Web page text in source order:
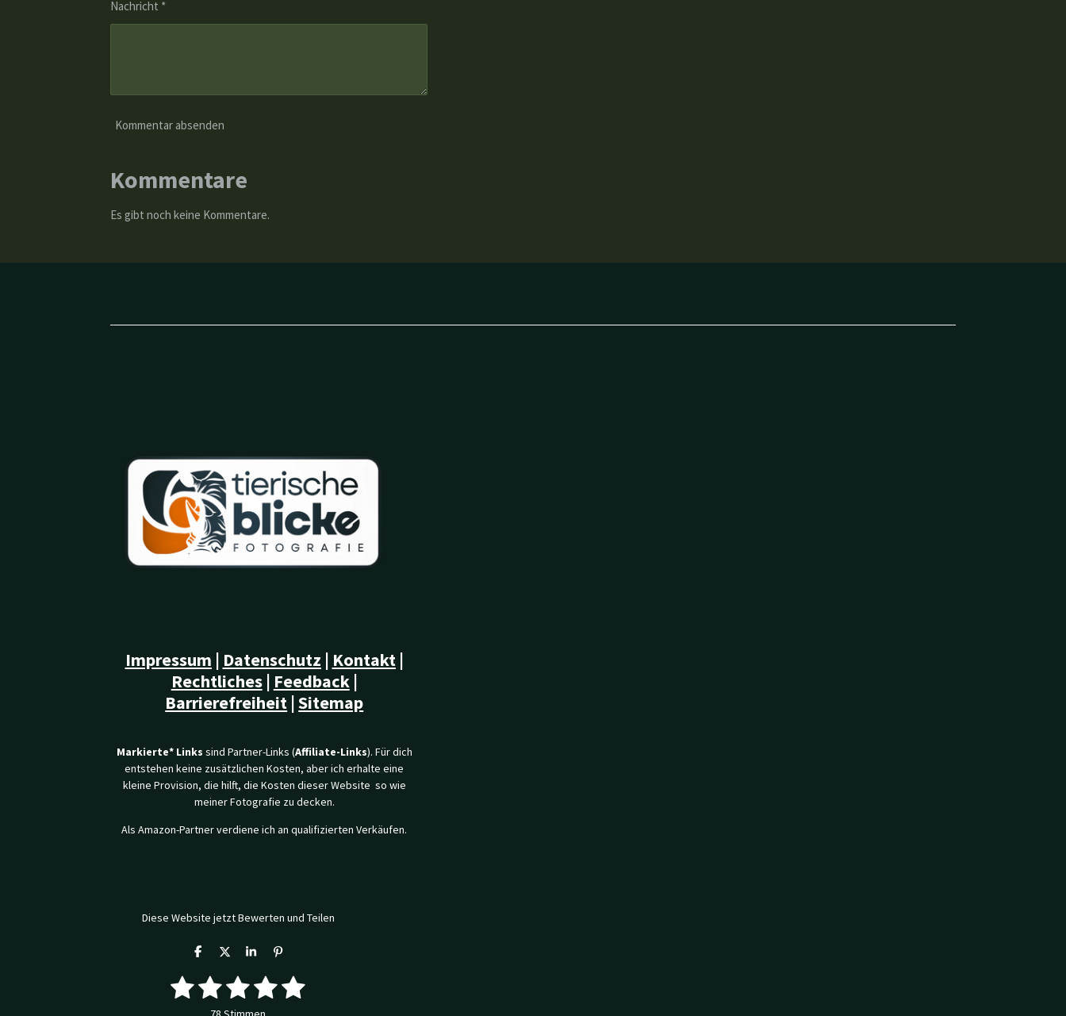
Nachricht *
Kommentar absenden
Kommentare
Es gibt noch keine Kommentare.
Impressum | Datenschutz | Kontakt|
Rechtliches| Feedback|
Barrierefreiheit |Sitemap
Markierte* Links sind Partner-Links (Affiliate-Links). Für dich
entstehen keine zusätzlichen Kosten, aber ich erhalte eine
kleine Provision, die hilft, die Kosten dieser Website so wie
meiner Fotografie zu decken.
Als Amazon-Partner verdiene ich an qualifizierten Verkäufen.
Diese Website jetzt Bewerten und Teilen
T
T
T
P
1 2 3 4 5